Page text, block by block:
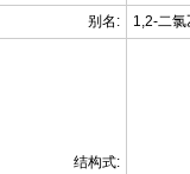
别名:
1,2-二
结构式: